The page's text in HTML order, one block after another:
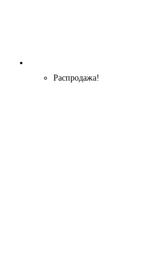
Распродажа!